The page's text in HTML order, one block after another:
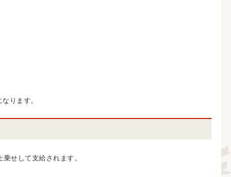
ります。
せして支給されます。